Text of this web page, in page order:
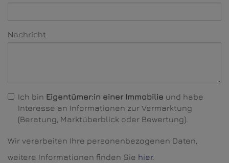
Nachricht
Ich bin Eigentümer:in einer Immobilie und habe
Interesse an Informationen zur Vermarktung
(Beratung, Marktüberblick oder Bewertung).
Wir verarbeiten Ihre personenbezogenen Daten,
weitere Informationen finden Sie hier.